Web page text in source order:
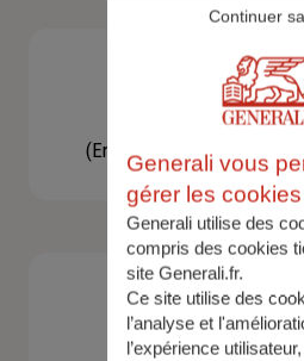
Besoin d'une
(En cas d'accident, bris de
Demande
Generali vous
gérer les cookies
Generali utilise des
compris des cookies
site Generali.fr.
Ce site utilise des
l’analyse et
l’expérience
Continuer